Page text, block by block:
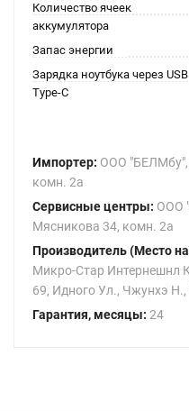
Количество ячеек
аккумулятора
Запас энергии
Зарядка ноутбука через USB
Type-C
Импортер: ООО "БЕЛМбу",
комн. 2а
Сервисные центры: ООО
Мясникова 34, комн. 2а
Производитель (Место
Микро-Стар Интернешнл
69, Идного Ул., Чжунхэ
Гарантия, месяцы: 24